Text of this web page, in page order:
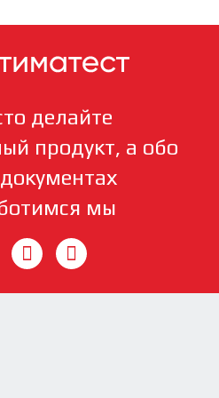
делайте
продукт, а обо
мы